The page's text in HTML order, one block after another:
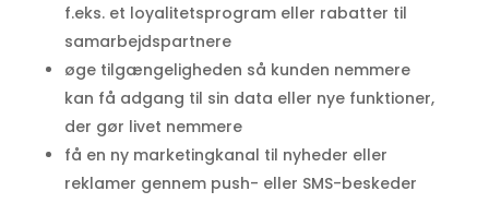
f.eks. et loyalitetsprogram eller rabatter til
samarbejdspartnere
øge tilgængeligheden så kunden nemmere
kan få adgang til sin data eller nye funktioner,
der gør livet nemmere
få en ny marketingkanal til nyheder eller
reklamer gennem push- eller SMS-beskeder